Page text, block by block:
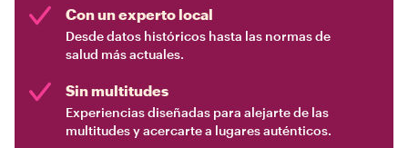
Con un experto local
Desde datos históricos hasta las normas de
salud más actuales.
Sin multitudes
Experiencias diseñadas para alejarte de las
multitudes y acercarte a lugares auténticos.